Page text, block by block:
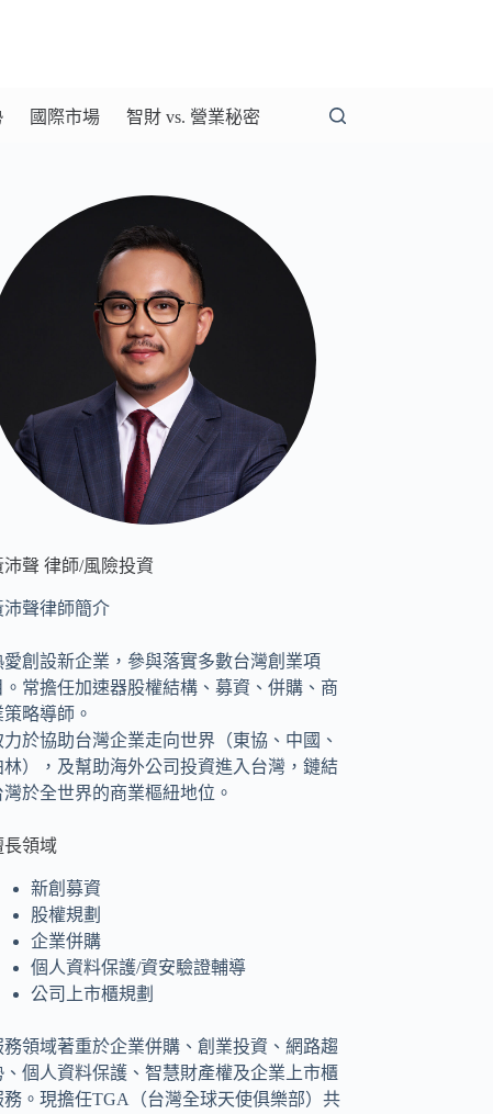
國際市場 智財 vs. 營業秘密
沛聲 律師/風險投資
沛聲律師簡介
愛創設新企業，參與落實多數台灣創業項
。常擔任加速器股權結構、募資、併購、商
策略導師。
力於協助台灣企業走向世界（東協、中國、
林），及幫助海外公司投資進入台灣，鏈結
灣於全世界的商業樞紐地位。
長領域
新創募資
股權規劃
企業併購
個人資料保護/資安驗證輔導
公司上市櫃規劃
務領域著重於企業併購、創業投資、網路趨
、個人資料保護、智慧財產權及企業上市櫃
務。現擔任TGA（台灣全球天使俱樂部）共